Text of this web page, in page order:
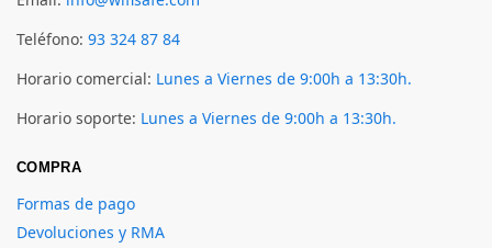
Teléfono: 93 324 87 84
Horario comercial: Lunes a Viernes de 9:00h a 13:30h.
Horario soporte: Lunes a Viernes de 9:00h a 13:30h.
COMPRA
Formas de pago
Devoluciones y RMA